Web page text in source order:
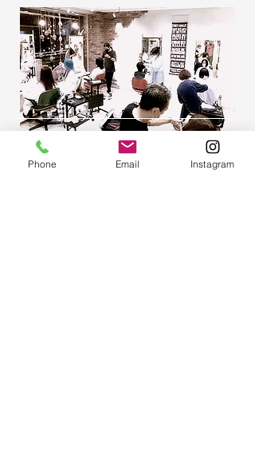
Phone Email Instagram